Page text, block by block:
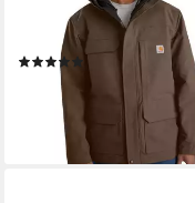
Softshellparka Super Dux
Bonded Chore Coat (1-St)
(3)
199,95 €
leider ausverkauft